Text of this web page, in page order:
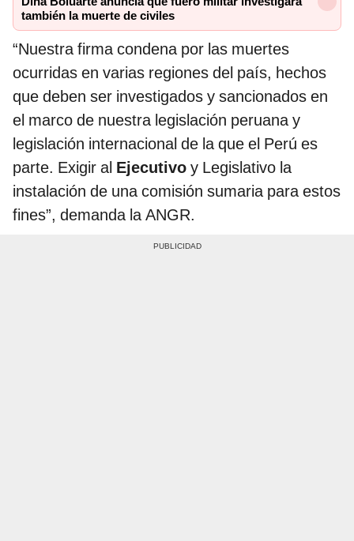
también la muerte de civiles
“Nuestra firma condena por las muertes
ocurridas en varias regiones del país, hechos
que deben ser investigados y sancionados en
el marco de nuestra legislación peruana y
legislación internacional de la que el Perú es
parte. Exigir al Ejecutivo y Legislativo la
instalación de una comisión sumaria para estos
fines”, demanda la ANGR.